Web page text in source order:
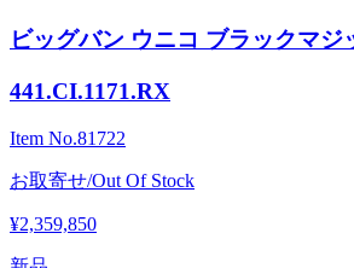
ビッグバン ウニコ ブラックマジ
441.CI.1171.RX
Item No.81722
お取寄せ/Out Of Stock
¥2,359,850